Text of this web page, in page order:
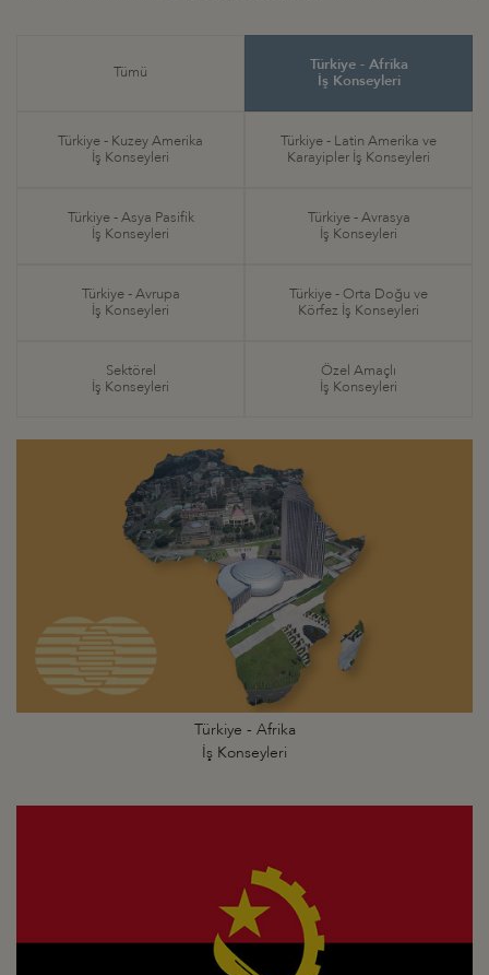
Tümü
Türkiye - Afrika
İş Konseyleri
Türkiye - Kuzey Amerika
İş Konseyleri
Türkiye - Latin Amerika ve
Karayipler İş Konseyleri
Türkiye - Asya Pasifik
İş Konseyleri
Türkiye - Avrasya
İş Konseyleri
Türkiye - Avrupa
İş Konseyleri
Türkiye - Orta Doğu ve
Körfez İş Konseyleri
Sektörel
İş Konseyleri
Özel Amaçlı
İş Konseyleri
Türkiye - Afrika
İş Konseyleri